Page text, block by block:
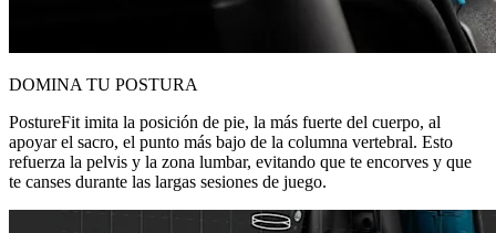
DOMINA TU POSTURA
PostureFit imita la posición de pie, la más fuerte del cuerpo, al
apoyar el sacro, el punto más bajo de la columna vertebral. Esto
refuerza la pelvis y la zona lumbar, evitando que te encorves y que
te canses durante las largas sesiones de juego.